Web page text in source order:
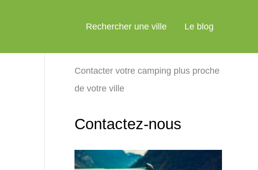
Rechercher une ville Le blog
Contacter votre camping plus proche
de votre ville
Contactez-nous